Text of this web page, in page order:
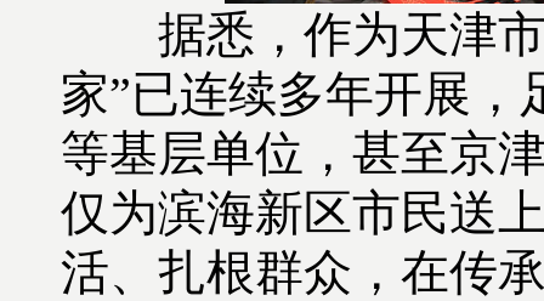
据悉，作为天津
家”已连续多年开展，
等基层单位，甚至京
仅为滨海新区市民送
活、扎根群众，在传